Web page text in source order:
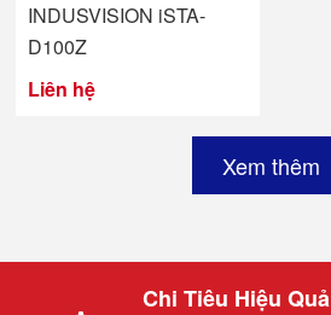
INDUSVISION iSTA-
D100Z
Liên hệ
Xem thêm
Chi Tiêu Hiệu Quả